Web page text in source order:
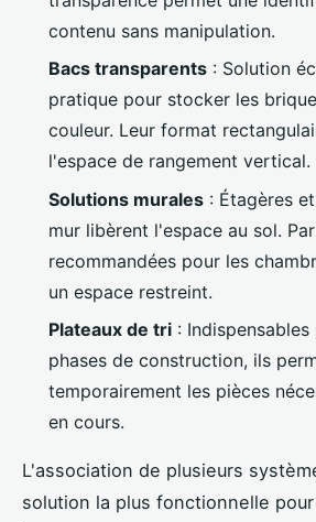
contenu sans manipulation.
Bacs transparents : Solution
pratique pour stocker les
couleur. Leur format
l'espace de rangement vertical.
Solutions murales : Étagères
mur libèrent l'espace au sol.
recommandées pour les
un espace restreint.
Plateaux de tri :
phases de construction, ils
temporairement les pièces
en cours.
L'association de plusieurs
solution la plus fonctionnelle